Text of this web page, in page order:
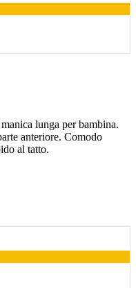
lunga per bambina.
anteriore. Comodo
al tatto.